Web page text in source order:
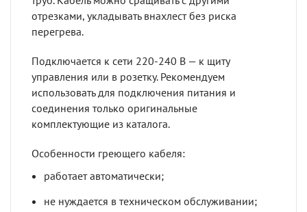
отрезками, укладывать внахлест без риска
перегрева.
Подключается к сети 220-240 В — к щиту
управления или в розетку. Рекомендуем
использовать для подключения питания и
соединения только оригинальные
комплектующие из каталога.
Особенности греющего кабеля:
работает автоматически;
не нуждается в техническом обслуживании;